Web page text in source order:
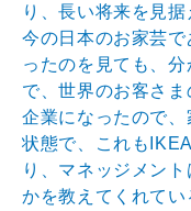
り、長い将来を見
今の日本のお家芸
ったのを見ても、
で、世界のお客さ
企業になったので
状態で、これも
り、マネッジメン
かを教えてくれてい